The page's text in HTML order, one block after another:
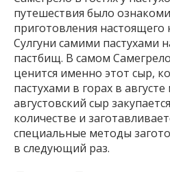
путешествия было
приготовления настоящего
Сулгуни самими пастухами
пастбищ. В самом
ценится именно этот сыр,
пастухами в горах в
августовский сыр
количестве и
специальные методы
в следующий раз.